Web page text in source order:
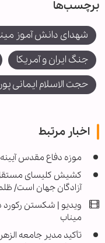
برچسب‌ها
شهدای دانش آموز
جنگ ایران و آمریکا
حجت الاسلام ایمانی پور
اخبار مرتبط
موزه دفاع مقدس
کشیش کلیسای مستقل
آزادگان جهان است/ ظلم
ویدیو | شکستن رکورد
میناب
تأکید مدیر جامعه